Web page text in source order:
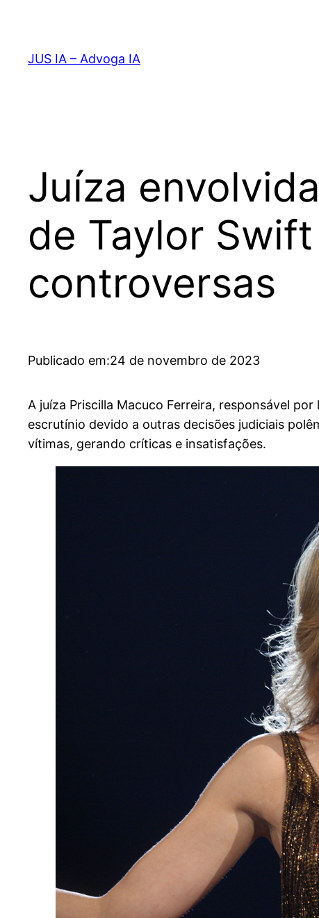
JUS IA – Advoga IA
Juíza
de Taylor
controversas
Publicado em:24 de novembro de 2023
A juíza Priscilla Macuco Ferreira, responsável
escrutínio devido a outras decisões judiciais
vítimas, gerando críticas e insatisfações.